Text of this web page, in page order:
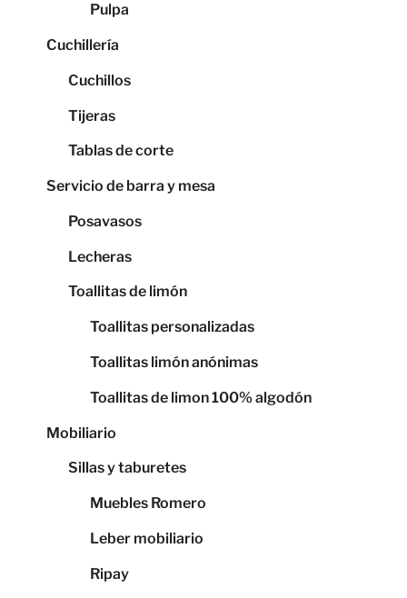
Pulpa
Cuchillería
Cuchillos
Tijeras
Tablas de corte
Servicio de barra y mesa
Posavasos
Lecheras
Toallitas de limón
Toallitas personalizadas
Toallitas limón anónimas
Toallitas de limon 100% algodón
Mobiliario
Sillas y taburetes
Muebles Romero
Leber mobiliario
Ripay